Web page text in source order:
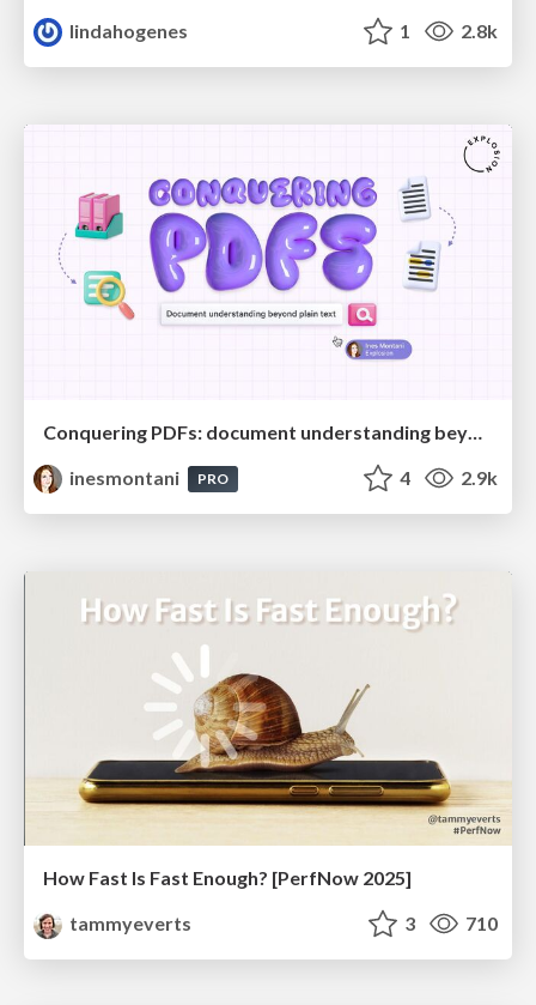
lindahogenes
1 2.8k
Conquering PDFs: document understanding beyond plain text
inesmontani
PRO 4 2.9k
How Fast Is Fast Enough? [PerfNow 2025]
tammyeverts
3 710